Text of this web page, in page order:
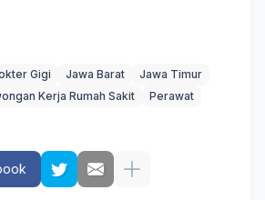
Gigi Jawa Barat
Jawa Timur
Kerja Rumah Sakit
Perawat